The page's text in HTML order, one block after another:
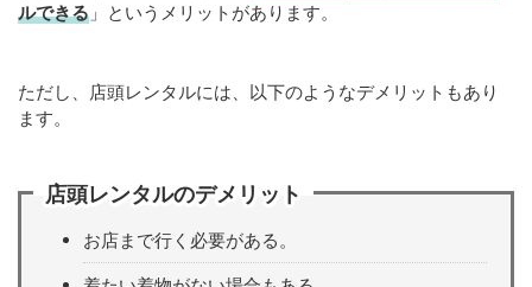
ルできる 」というメリットがあります。
ただし、店頭レンタルには、以下のようなデメリットもあり
ます。
店頭レンタルのデメリット
お店まで行く必要がある。